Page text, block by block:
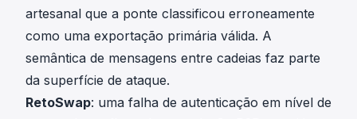
artesanal que a ponte classificou erroneamente
como uma exportação primária válida. A
semântica de mensagens entre cadeias faz parte
da superfície de ataque.
RetoSwap: uma falha de autenticação em nível de